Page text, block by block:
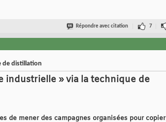
Répondre avec citation 7
de distillation
industrielle » via la technique de
de mener des campagnes organisées pour copier